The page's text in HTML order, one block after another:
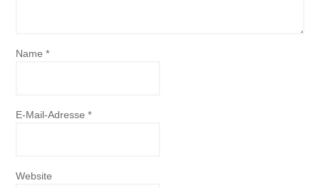
Name*
E-Mail-Adresse*
Website